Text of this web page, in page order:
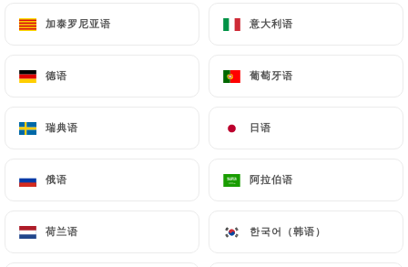
加泰罗尼亚语 意大利语
德语 葡萄牙语
瑞典语 日语
俄语 阿拉伯语
荷兰语 한국어（韩语）
加泰罗尼亚语 意大利语
德语 葡萄牙语
瑞典语 日语
俄语 阿拉伯语
荷兰语 한국어（韩语）